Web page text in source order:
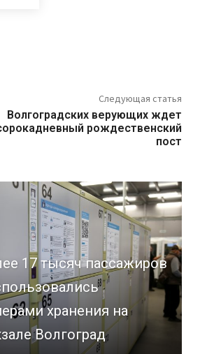
Следующая статья
Волгоградских верующих ждет
рождественский
пост
17 тысяч пассажиров
хранения на
Волгоград